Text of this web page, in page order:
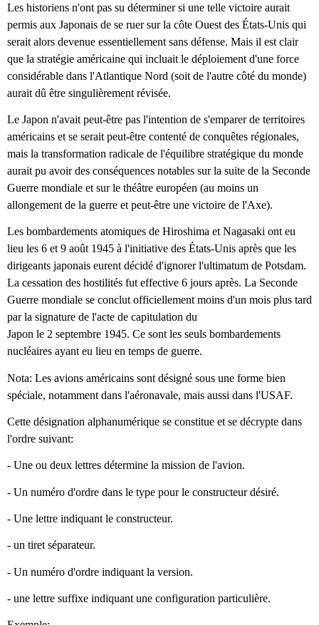
Les historiens n'ont pas su déterminer si une telle victoire aurait
permis aux Japonais de se ruer sur la côte Ouest des États-Unis qui
serait alors devenue essentiellement sans défense. Mais il est clair
que la stratégie américaine qui incluait le déploiement d'une force
considérable dans l'Atlantique Nord (soit de l'autre côté du monde)
aurait dû être singulièrement révisée.
Le Japon n'avait peut-être pas l'intention de s'emparer de territoires
américains et se serait peut-être contenté de conquêtes régionales,
mais la transformation radicale de l'équilibre stratégique du monde
aurait pu avoir des conséquences notables sur la suite de la Seconde
Guerre mondiale et sur le théâtre européen (au moins un
allongement de la guerre et peut-être une victoire de l'Axe).
Les bombardements atomiques de Hiroshima et Nagasaki ont eu
lieu les 6 et 9 août 1945 à l'initiative des États-Unis après que les
dirigeants japonais eurent décidé d'ignorer l'ultimatum de Potsdam.
La cessation des hostilités fut effective 6 jours après. La Seconde
Guerre mondiale se conclut officiellement moins d'un mois plus tard
par la signature de l'acte de capitulation du
Japon le 2 septembre 1945. Ce sont les seuls bombardements
nucléaires ayant eu lieu en temps de guerre.
Nota: Les avions américains sont désigné sous une forme bien
spéciale, notamment dans l'aéronavale, mais aussi dans l'USAF.
Cette désignation alphanumérique se constitue et se décrypte dans
l'ordre suivant:
- Une ou deux lettres détermine la mission de l'avion.
- Un numéro d'ordre dans le type pour le constructeur désiré.
- Une lettre indiquant le constructeur.
- un tiret séparateur.
- Un numéro d'ordre indiquant la version.
- une lettre suffixe indiquant une configuration particulière.